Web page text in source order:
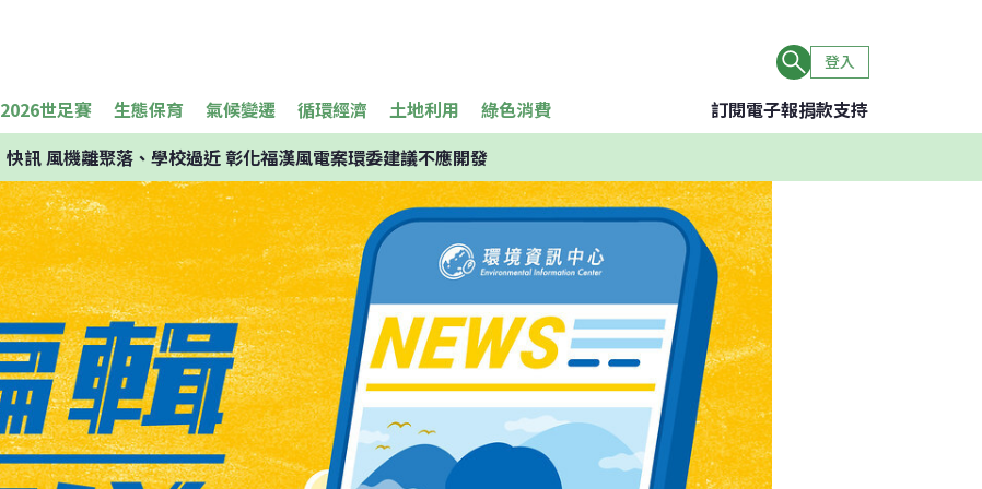
登入
2026世足賽 生態保育 氣候變遷 循環經濟 土地利用 綠色消費 訂閱電子報捐款支持
快訊風機離聚落、學校過近 彰化福漢風電案環委建議不應開發